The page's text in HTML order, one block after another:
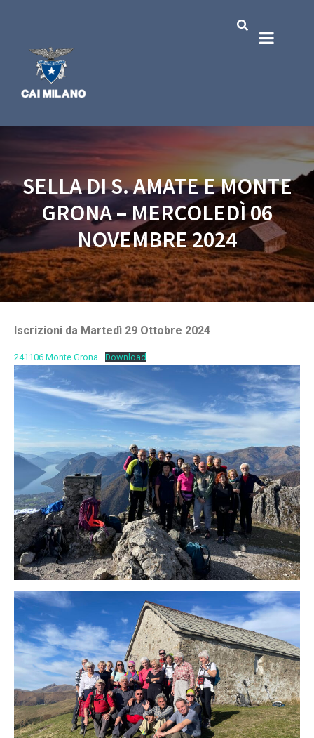
SELLA DI S. AMATE E MONTE
GRONA – MERCOLEDÌ 06
NOVEMBRE 2024
Iscrizioni da Martedì 29 Ottobre 2024
241106 Monte Grona Download